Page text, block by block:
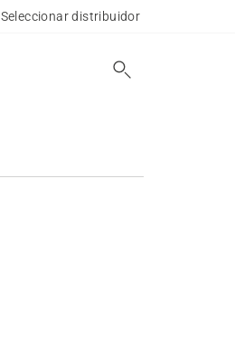
Seleccionar distribuidor